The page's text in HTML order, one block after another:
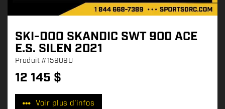
SKI-DOO SKANDIC SWT 900 ACE
E.S. SILEN 2021
Produit#15909U
P
r
12 145 $
Voir plus d'infos